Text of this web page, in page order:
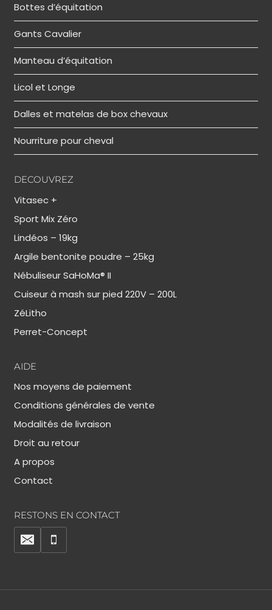
Bottes d’équitation
Gants Cavalier
Manteau d’équitation
Licol et Longe
Dalles et matelas de box chevaux
Nourriture pour cheval
DECOUVREZ
Vitasec +
Sport Mix Zéro
Lindéos – 19kg
Argile bentonite poudre – 25kg
Nébuliseur SaHoMa® II
Cuiseur à mash sur pied 220V – 200L
ZéLitho
Perret-Concept
AIDE
Nos moyens de paiement
Conditions générales de vente
Modalités de livraison
Droit au retour
A propos
Contact
RESTONS EN CONTACT